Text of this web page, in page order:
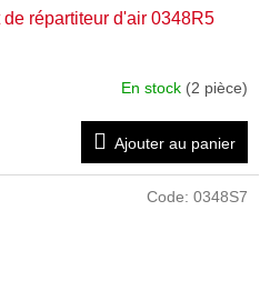
répartiteur d'air 0348R5
En stock (2 pièce)
Ajouter au panier
Code: 0348S7